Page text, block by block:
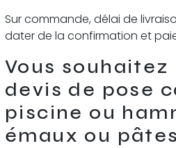
Sur commande, délai de
dater de la confirmation et
Vous
devis de pose
piscine ou
émaux ou